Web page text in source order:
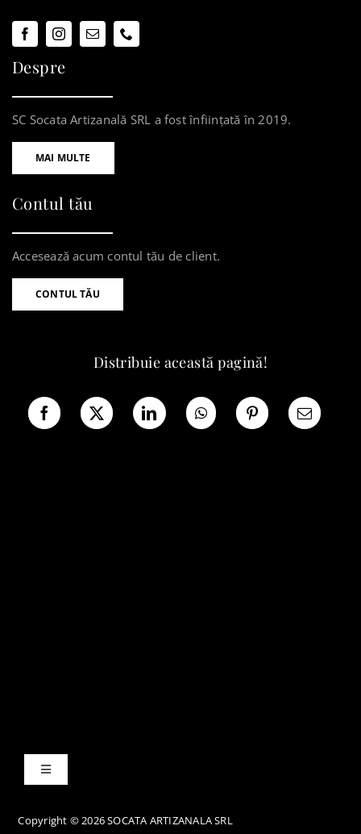
Despre
SC Socata Artizanală SRL a fost înființată în 2019.
MAI MULTE
Contul tău
Accesează acum contul tău de client.
CONTUL TĂU
Distribuie această pagină!
Toggle
Copyright © 2026 SOCATA ARTIZANALA SRL